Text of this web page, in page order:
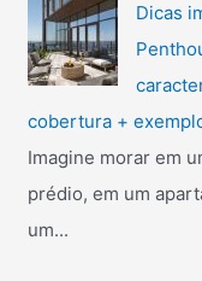
Dicas
cobertura +
Imagine morar em
prédio, em um
um...